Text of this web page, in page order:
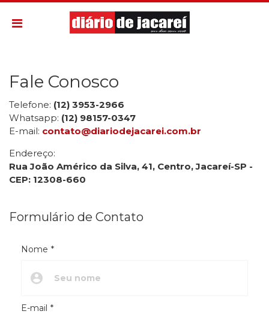
Fale Conosco
Telefone: (12) 3953-2966
Whatsapp: (12) 98157-0347
E-mail: contato@diariodejacarei.com.br
Endereço:
Rua João Américo da Silva, 41, Centro, Jacareí-SP -
CEP: 12308-660
Formulário de Contato
Nome *
E-mail *